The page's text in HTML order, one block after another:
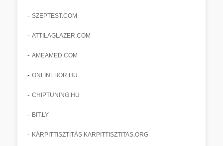
- SZEPTEST.COM
- ATTILAGLAZER.COM
- AMEAMED.COM
- ONLINEBOR.HU
- CHIPTUNING.HU
- BIT.LY
- KÁRPITTISZTÍTÁS KARPITTISZTITAS.ORG